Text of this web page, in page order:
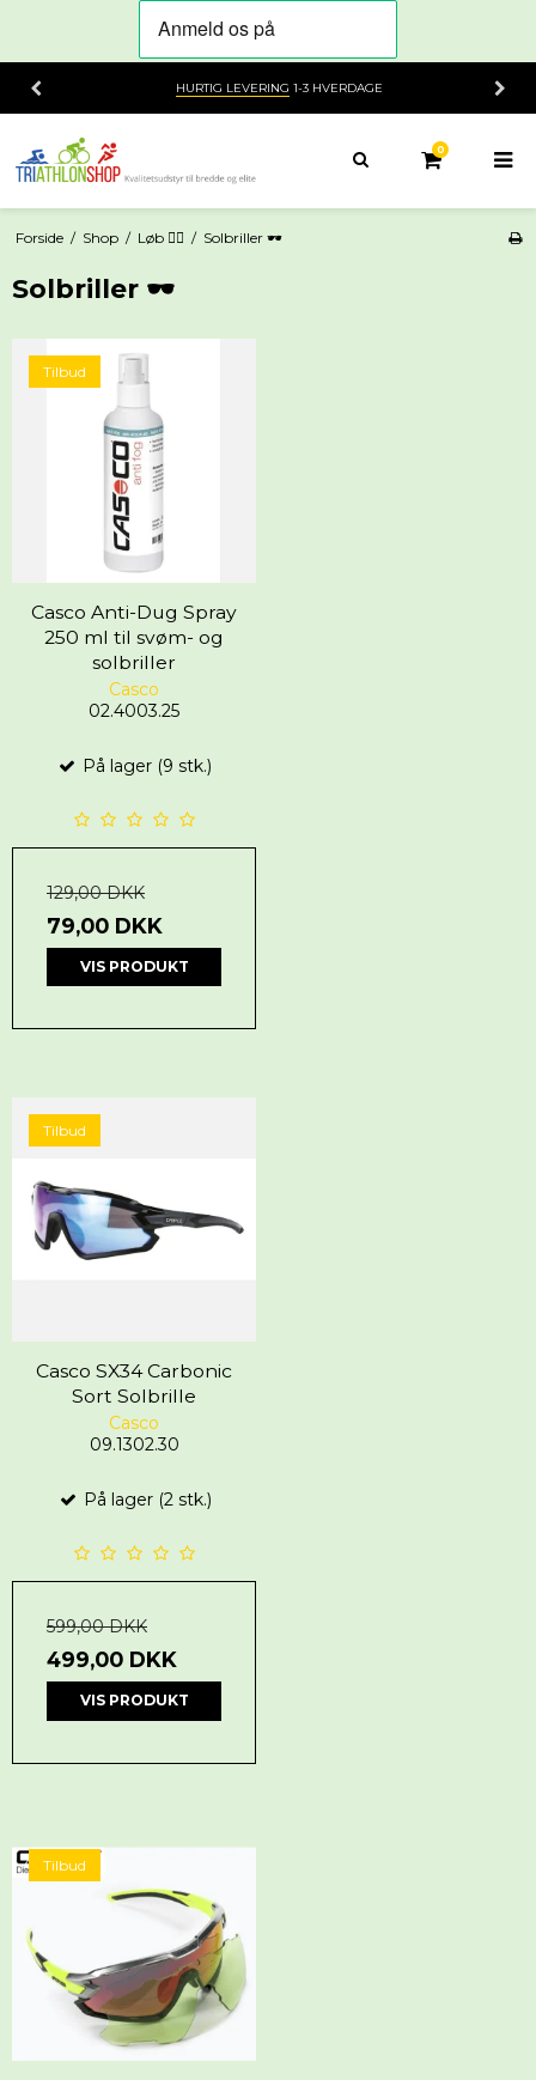
HURTIG LEVERING1-3 HVERDAGE
0
Forside / Shop / Løb 🏃‍♂️ / Solbriller 🕶️
Solbriller 🕶️
Tilbud
Casco Anti-Dug Spray
250 ml til svøm- og
solbriller
Casco
02.4003.25
På lager (9 stk.)
129,00 DKK
79,00 DKK
VIS PRODUKT
Tilbud
Casco SX34 Carbonic
Sort Solbrille
Casco
09.1302.30
På lager (2 stk.)
599,00 DKK
499,00 DKK
VIS PRODUKT
Tilbud